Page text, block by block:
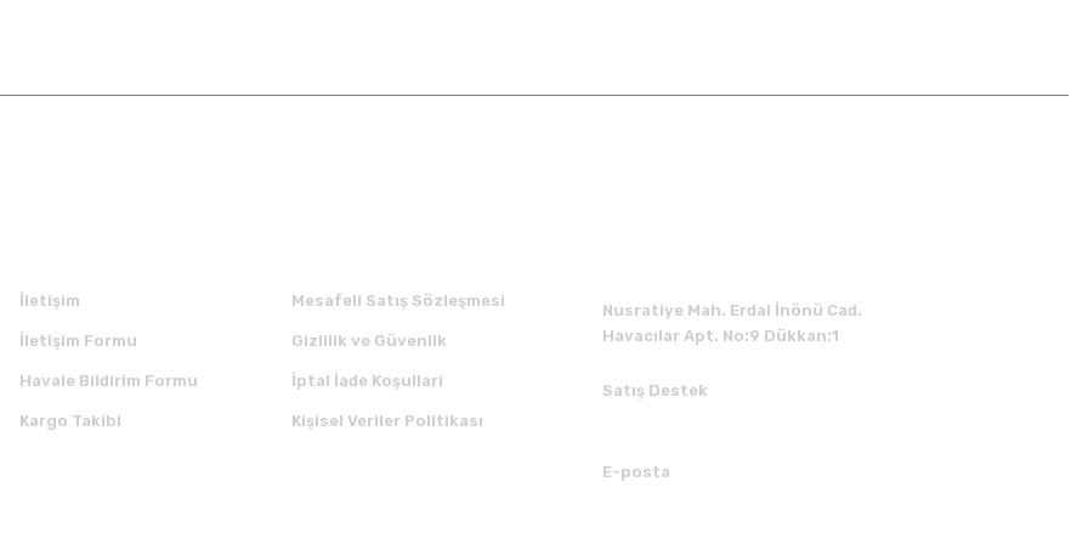
İletişim
İletişim Formu
Havale Bildirim Formu
Kargo Takibi
Mesafeli Satış Sözleşmesi
Gizlilik ve Güvenlik
İptal İade Koşullari
Kişisel Veriler Politikası
Nusratiye Mah. Erdal İnönü Cad.
Havacılar Apt. No:9 Dükkan:1
Satış Destek
E-posta